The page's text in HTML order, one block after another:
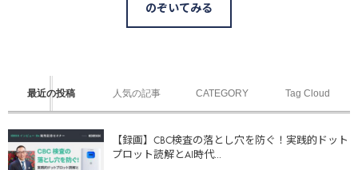
のぞいてみる
最近の投稿 人気の記事 CATEGORY Tag Cloud
【録画】CBC検査の落とし穴を防ぐ！実践的ドット
プロット読解とAI時代...